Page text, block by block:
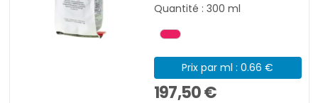
Quantité : 300 ml
Prix par ml : 0.66 €
197,50 €